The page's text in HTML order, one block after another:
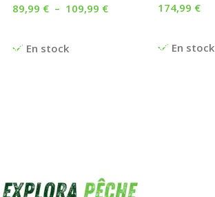
En stock
89,99 € – 109,99 €
En stock
174,99 €